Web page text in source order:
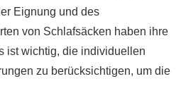
Eignung und des
von Schlafsäcken haben ihre
ist wichtig, die individuellen
zu berücksichtigen, um die